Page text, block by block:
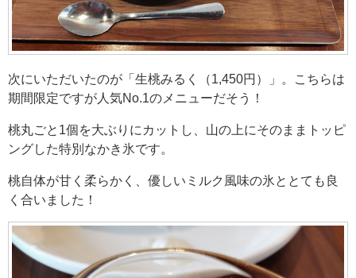
次にいただいたのが「生桃みるく（1,450円）」。こちらは
期間限定ですが人気No.1のメニューだそう！
桃丸ごと1個を大ぶりにカットし、山の上にそのままトッピ
ングした特別なかき氷です。
桃自体が甘く柔らかく、優しいミルク風味の氷ととても良
く合いました！